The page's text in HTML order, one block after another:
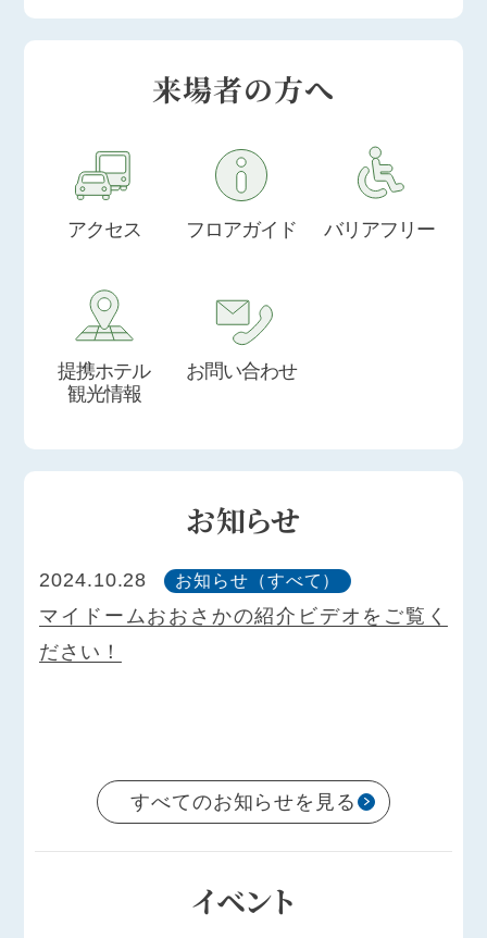
来場者の方へ
アクセス フロアガイド バリアフリー
提携ホテル
観光情報
お問い合わせ
お知らせ
2024.10.28 お知らせ（すべて）
マイドームおおさかの紹介ビデオをご覧く
ださい！
すべてのお知らせを見る
イベント